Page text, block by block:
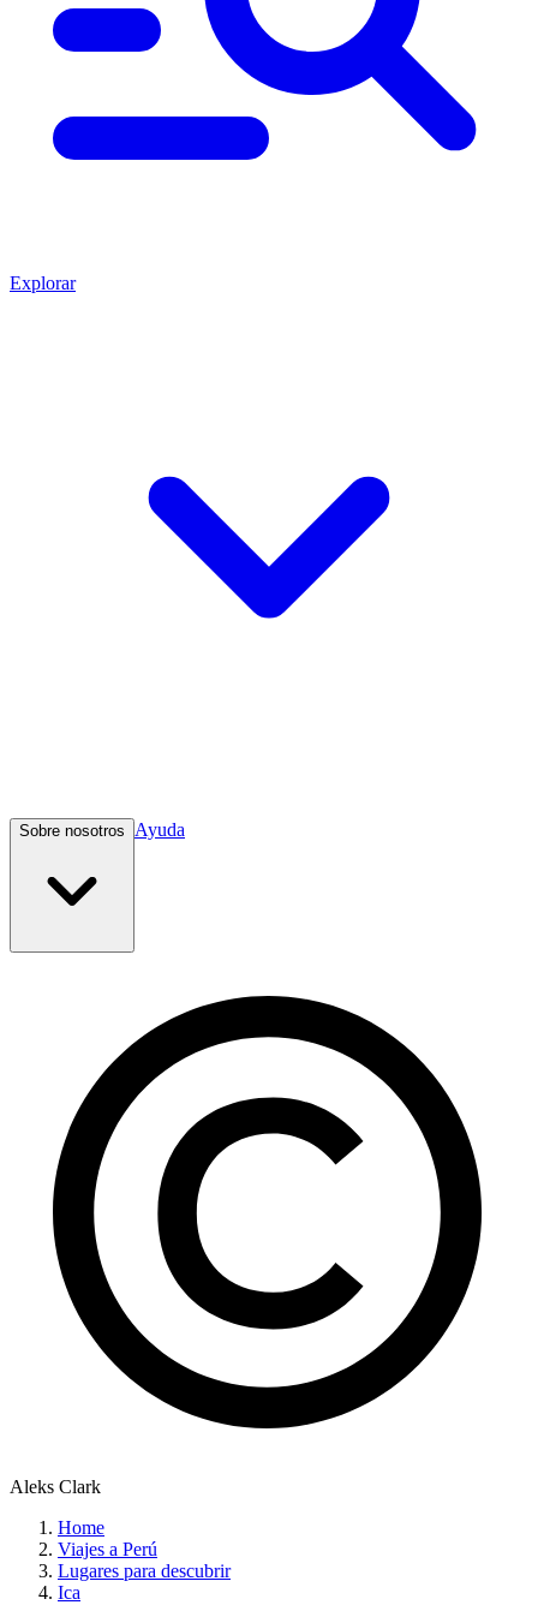
Explorar
Sobre nosotros Ayuda
Aleks Clark
Home
Viajes a Perú
Lugares para descubrir
Ica